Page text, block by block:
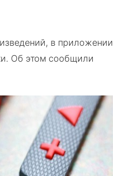
в приложении
Об этом сообщили